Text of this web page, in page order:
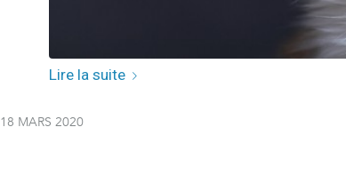
Lire la suite
18 MARS 2020